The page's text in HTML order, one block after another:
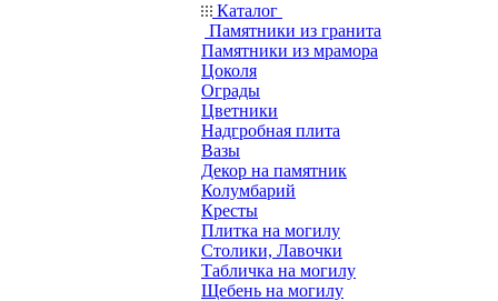
Каталог
Памятники из гранита
Памятники из мрамора
Цоколя
Ограды
Цветники
Надгробная плита
Вазы
Декор на памятник
Колумбарий
Кресты
Плитка на могилу
Столики, Лавочки
Табличка на могилу
Щебень на могилу